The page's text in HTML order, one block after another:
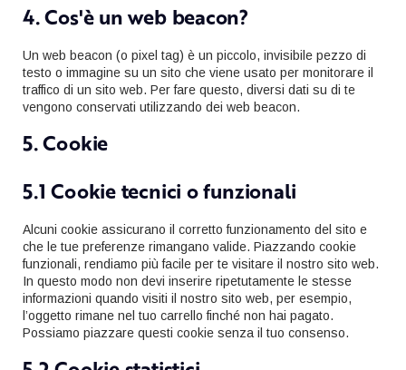
4. Cos'è un web beacon?
Un web beacon (o pixel tag) è un piccolo, invisibile pezzo di
testo o immagine su un sito che viene usato per monitorare il
traffico di un sito web. Per fare questo, diversi dati su di te
vengono conservati utilizzando dei web beacon.
5. Cookie
5.1 Cookie tecnici o funzionali
Alcuni cookie assicurano il corretto funzionamento del sito e
che le tue preferenze rimangano valide. Piazzando cookie
funzionali, rendiamo più facile per te visitare il nostro sito web.
In questo modo non devi inserire ripetutamente le stesse
informazioni quando visiti il nostro sito web, per esempio,
l’oggetto rimane nel tuo carrello finché non hai pagato.
Possiamo piazzare questi cookie senza il tuo consenso.